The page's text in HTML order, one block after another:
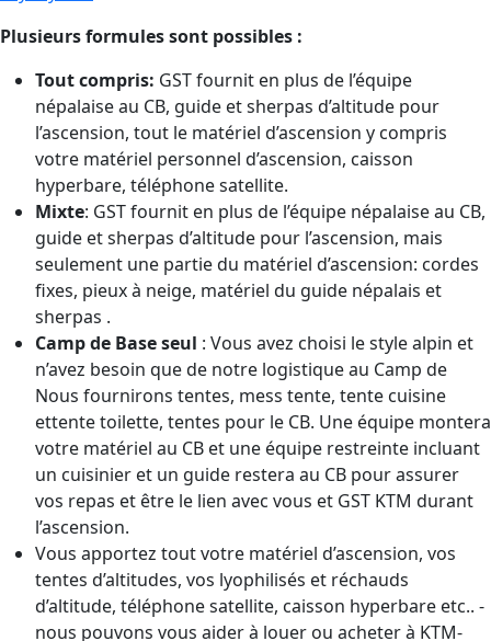
Plusieurs formules sont possibles :
Tout compris: GST fournit en plus de l’équipe
népalaise au CB, guide et sherpas d’altitude pour
l’ascension, tout le matériel d’ascension y compris
votre matériel personnel d’ascension, caisson
hyperbare, téléphone satellite.
Mixte: GST fournit en plus de l’équipe népalaise au CB,
guide et sherpas d’altitude pour l’ascension, mais
seulement une partie du matériel d’ascension: cordes
fixes, pieux à neige, matériel du guide népalais et
sherpas .
Camp de Base seul : Vous avez choisi le style alpin et
n’avez besoin que de notre logistique au Camp de
Nous fournirons tentes, mess tente, tente cuisine
ettente toilette, tentes pour le CB. Une équipe montera
votre matériel au CB et une équipe restreinte incluant
un cuisinier et un guide restera au CB pour assurer
vos repas et être le lien avec vous et GST KTM durant
l’ascension.
Vous apportez tout votre matériel d’ascension, vos
tentes d’altitudes, vos lyophilisés et réchauds
d’altitude, téléphone satellite, caisson hyperbare etc.. -
nous pouvons vous aider à louer ou acheter à KTM-